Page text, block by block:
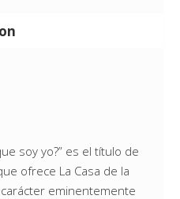
soy yo?” es el título de
ofrece La Casa de la
eminentemente